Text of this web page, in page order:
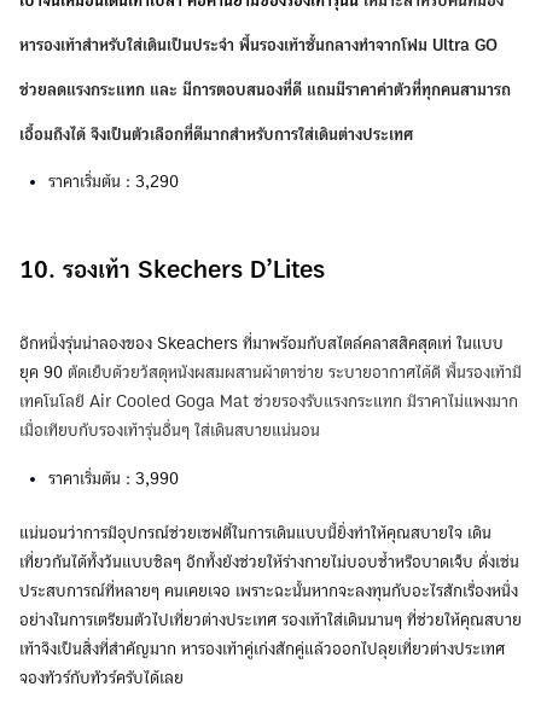
หารองเท้าสำหรับใส่เดินเป็นประจำ พื้นรองเท้าชั้นกลางทำจากโฟม Ultra GO
ช่วยลดแรงกระแทก และ มีการตอบสนองที่ดี แถมมีราคาค่าตัวที่ทุกคนสามารถ
เอื้อมถึงได้ จึงเป็นตัวเลือกที่ดีมากสำหรับการใส่เดินต่างประเทศ
ราคาเริ่มต้น : 3,290
10. รองเท้า Skechers D’Lites
อีกหนึ่งรุ่นน่าลองของ Skeachers ที่มาพร้อมกับสไตล์คลาสสิคสุดเท่ ในแบบ
ยุค 90 ตัดเย็บด้วยวัสดุหนังผสมผสานผ้าตาข่าย ระบายอากาศได้ดี พื้นรองเท้ามี
เทคโนโลยี Air Cooled Goga Mat ช่วยรองรับแรงกระแทก มีราคาไม่แพงมาก
เมื่อเทียบกับรองเท้ารุ่นอื่นๆ ใส่เดินสบายแน่นอน
ราคาเริ่มต้น : 3,990
แน่นอนว่าการมีอุปกรณ์ช่วยเซฟตี้ในการเดินแบบนี้ยิ่งทำให้คุณสบายใจ เดิน
เที่ยวกันได้ทั้งวันแบบชิลๆ อีกทั้งยังช่วยให้ร่างกายไม่บอบช้ำหรือบาดเจ็บ ดั่งเช่น
ประสบการณ์ที่หลายๆ คนเคยเจอ เพราะฉะนั้นหากจะลงทุนกับอะไรสักเรื่องหนึ่ง
อย่างในการเตรียมตัวไปเที่ยวต่างประเทศ รองเท้าใส่เดินนานๆ ที่ช่วยให้คุณสบาย
เท้าจึงเป็นสิ่งที่สำคัญมาก หารองเท้าคู่เก่งสักคู่แล้วออกไปลุยเที่ยวต่างประเทศ
จองทัวร์กับทัวร์ครับได้เลย